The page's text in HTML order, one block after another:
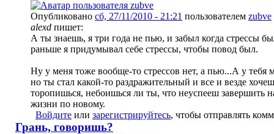
Опубликовано сб, 27/11/2010 - 21:21 пользователем zubve
alexd пишет:
А ты знаешь, я три года не пью, и забыл когда стрессы
раньше я придумывал себе стрессы, чтобы повод был.
Ну у меня тоже вообще-то стрессов нет, а пью...А у тебя
но ты стал какой-то раздражительный и все и везде
торопишься, небоишься ли ты, что неуспееш завершить
жизни по новому.
Войдите или зарегистрируйтесь, чтобы отправлять
Грань, говоришь?